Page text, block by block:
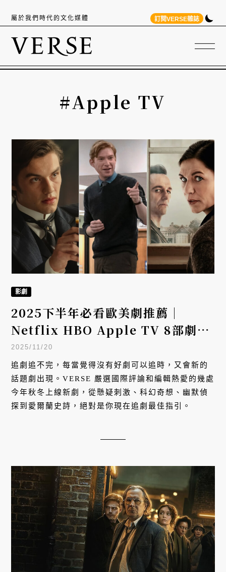
屬於我們時代的文化媒體 訂閱VERSE雜誌
#Apple TV
影劇
2025下半年必看歐美劇推薦｜
Netflix HBO Apple TV 8部劇：
《健力士王朝》《萬中選一》
2025/11/20
追劇追不完，每當覺得沒有好劇可以追時，又會新的
話題劇出現。VERSE 嚴選國際評論和編輯熱愛的幾處
今年秋冬上線新劇，從懸疑刺激、科幻奇想、幽默偵
探到愛爾蘭史詩，絕對是你現在追劇最佳指引。